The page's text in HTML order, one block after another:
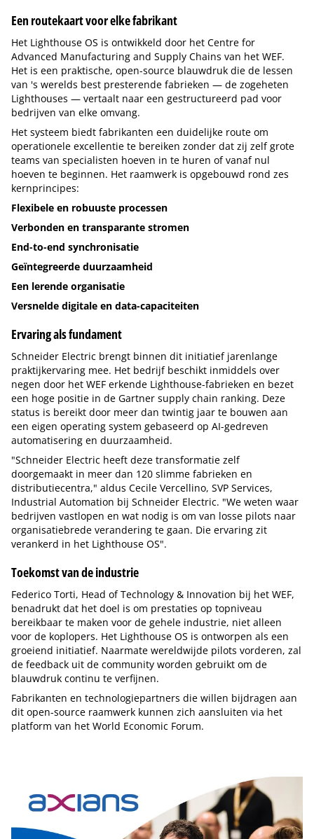
Een routekaart voor elke fabrikant
Het Lighthouse OS is ontwikkeld door het Centre for
Advanced Manufacturing and Supply Chains van het WEF.
Het is een praktische, open-source blauwdruk die de lessen
van 's werelds best presterende fabrieken — de zogeheten
Lighthouses — vertaalt naar een gestructureerd pad voor
bedrijven van elke omvang.
Het systeem biedt fabrikanten een duidelijke route om
operationele excellentie te bereiken zonder dat zij zelf grote
teams van specialisten hoeven in te huren of vanaf nul
hoeven te beginnen. Het raamwerk is opgebouwd rond zes
kernprincipes:
Flexibele en robuuste processen
Verbonden en transparante stromen
End-to-end synchronisatie
Geïntegreerde duurzaamheid
Een lerende organisatie
Versnelde digitale en data-capaciteiten
Ervaring als fundament
Schneider Electric brengt binnen dit initiatief jarenlange
praktijkervaring mee. Het bedrijf beschikt inmiddels over
negen door het WEF erkende Lighthouse-fabrieken en bezet
een hoge positie in de Gartner supply chain ranking. Deze
status is bereikt door meer dan twintig jaar te bouwen aan
een eigen operating system gebaseerd op AI-gedreven
automatisering en duurzaamheid.
"Schneider Electric heeft deze transformatie zelf
doorgemaakt in meer dan 120 slimme fabrieken en
distributiecentra," aldus Cecile Vercellino, SVP Services,
Industrial Automation bij Schneider Electric. "We weten waar
bedrijven vastlopen en wat nodig is om van losse pilots naar
organisatiebrede verandering te gaan. Die ervaring zit
verankerd in het Lighthouse OS".
Toekomst van de industrie
Federico Torti, Head of Technology & Innovation bij het WEF,
benadrukt dat het doel is om prestaties op topniveau
bereikbaar te maken voor de gehele industrie, niet alleen
voor de koplopers. Het Lighthouse OS is ontworpen als een
groeiend initiatief. Naarmate wereldwijde pilots vorderen, zal
de feedback uit de community worden gebruikt om de
blauwdruk continu te verfijnen.
Fabrikanten en technologiepartners die willen bijdragen aan
dit open-source raamwerk kunnen zich aansluiten via het
platform van het World Economic Forum.